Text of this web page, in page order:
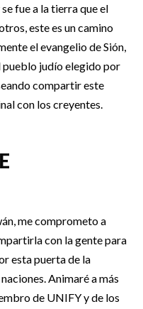
fue a la tierra que el
este es un camino
el evangelio de Sión,
pueblo judío elegido por
compartir este
con los creyentes.
me comprometo a
con la gente para
esta puerta de la
Animaré a más
de UNIFY y de los